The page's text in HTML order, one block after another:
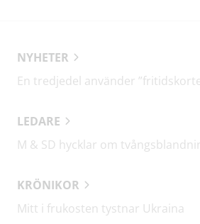
NYHETER
LEDARE
KRÖNIKOR
Mitt i frukosten tystnar Ukraina